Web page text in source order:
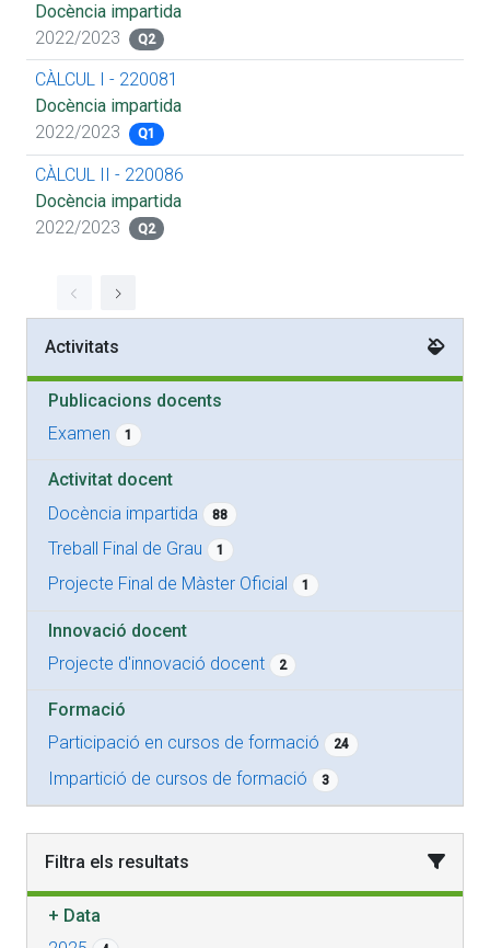
Docència impartida
2022/2023
Q2
CÀLCUL I - 220081
Docència impartida
2022/2023
Q1
CÀLCUL II - 220086
Docència impartida
2022/2023
Q2
Activitats
Publicacions docents
Examen
1
Activitat docent
Docència impartida
88
Treball Final de Grau 1
Projecte Final de Màster Oficial 1
Innovació docent
Projecte d'innovació docent
2
Formació
Participació en cursos de formació
24
Impartició de cursos de formació 3
Filtra els resultats
+ Data